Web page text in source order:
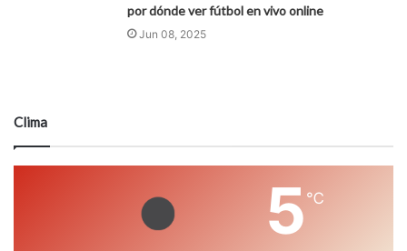
por dónde ver fútbol en vivo online
Jun 08, 2025
Clima
5 ℃